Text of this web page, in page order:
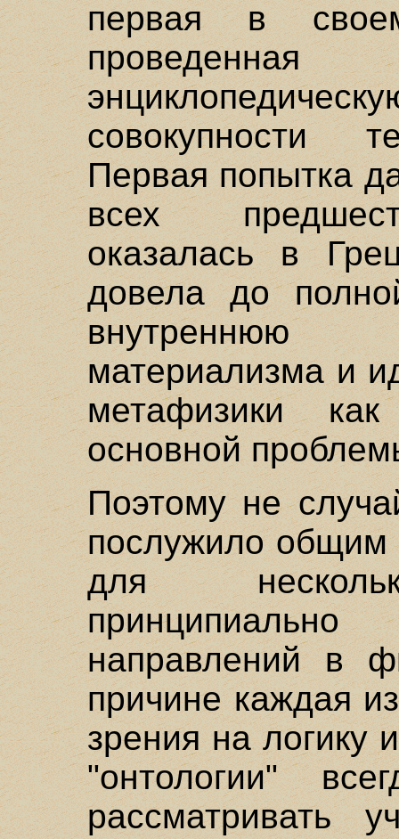
первая в
проведенная
совокупности
Первая попытка
всех
оказалась в
довела до
внутреннюю
материализма и
метафизики
основной
Поэтому не
послужило общим
для
направлений в
причине каждая
зрения на логику
"онтологии"
рассматривать